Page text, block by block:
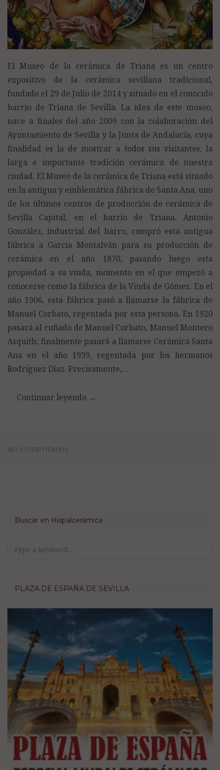
El Museo de la cerámica de Triana es un centro
expositivo de la cerámica sevillana tradicional,
fundado el 29 de Julio de 2014 y situado en el conocido
barrio de Triana de Sevilla. La idea de este museo,
nace a finales del año 2009 con la colaboración del
Ayuntamiento de Sevilla y la Junta de Andalucía, cuya
finalidad es la de mostrar a todos sus visitantes, la
larga e importante tradición cerámica de nuestra
ciudad. El Museo de la cerámica de Triana está situado
en la antigua y emblemática fábrica de Santa Ana, uno
de los últimos centros de producción de cerámica de
Sevilla Capital, en el barrio de Triana. Antonio
González, industrial del barro, compró esta antigua
fábrica a García Montalván para su producción de
cerámica en el año 1870, pasando luego esta
propiedad a su viuda, momento en el que empezó a
conocerse como la fábrica de la Viuda de Gómez. En el
año 1906, esta fábrica pasó a llamarse la fábrica de
Manuel Corbato, regentada por esta persona. En 1920
pasará al cuñado de Manuel Corbato, Manuel Montero
Asquith; finalmente pasará a llamarse Cerámica Santa
Ana en el año 1939, regentada por los hermanos
Rodríguez Díaz. Precisamente,…
Continuar leyendo →
sin comentarios
Buscar en Hispalcerámica
Search
PLAZA DE ESPAÑA DE SEVILLA